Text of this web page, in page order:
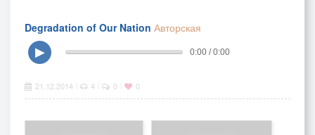
Degradation of Our Nation Авторская
▶
0:00 / 0:00
21.12.2014 4 0 0